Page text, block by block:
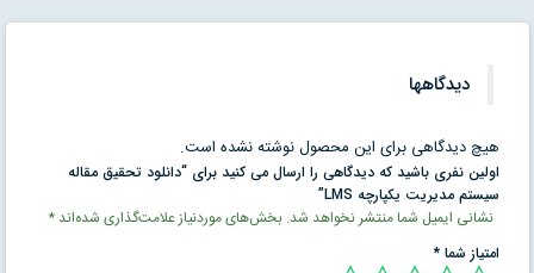
دیدگاهها
هیچ دیدگاهی برای این محصول نوشته نشده است.
اولین نفری باشید که دیدگاهی را ارسال می کنید برای “دانلود تحقیق مقاله
سیستم مدیریت یکپارچه LMS”
نشانی ایمیل شما منتشر نخواهد شد. بخش‌های موردنیاز علامت‌گذاری شده‌اند*
امتیاز شما*